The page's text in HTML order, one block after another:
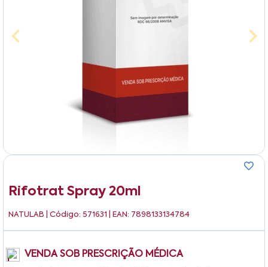
Rifotrat Spray 20ml
NATULAB | Código: 571631 | EAN: 7898133134784
VENDA SOB PRESCRIÇÃO MÉDICA